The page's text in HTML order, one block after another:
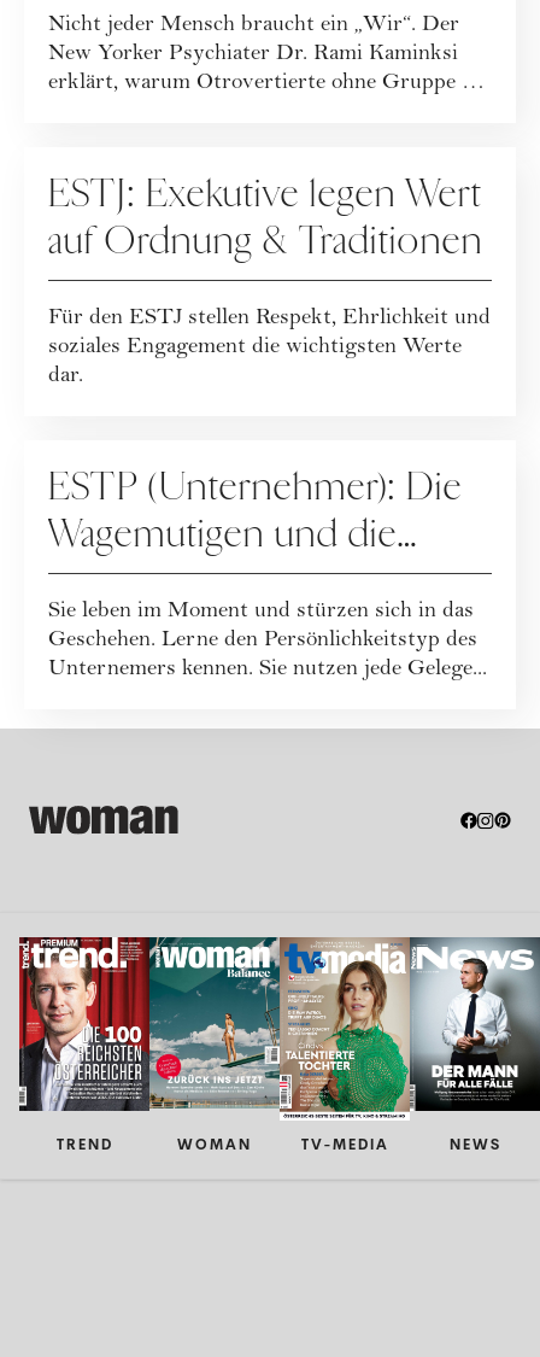
Nicht jeder Mensch braucht ein „Wir“. Der
New Yorker Psychiater Dr. Rami Kaminksi
erklärt, warum Otrovertierte ohne Gruppe ein
ESTJ: Exekutive legen Wert
auf Ordnung & Traditionen
Für den ESTJ stellen Respekt, Ehrlichkeit und
soziales Engagement die wichtigsten Werte
dar.
ESTP (Unternehmer): Die
Wagemutigen und die
Kunst des Risikos
Sie leben im Moment und stürzen sich in das
Geschehen. Lerne den Persönlichkeitstyp des
Unternemers kennen. Sie nutzen jede Gelege...
TREND WOMAN TV-MEDIA NEWS